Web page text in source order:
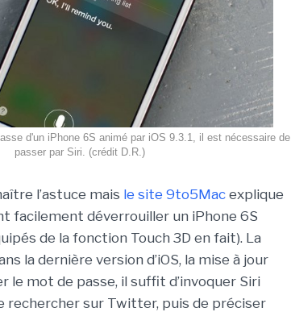
d'un iPhone 6S animé par iOS 9.3.1, il est nécessaire de
passer par Siri. (crédit D.R.)
l’astuce mais le site 9to5Mac explique
facilement déverrouiller un iPhone 6S
de la fonction Touch 3D en fait). La
la dernière version d’iOS, la mise à jour
le mot de passe, il suffit d’invoquer Siri
rechercher sur Twitter, puis de préciser